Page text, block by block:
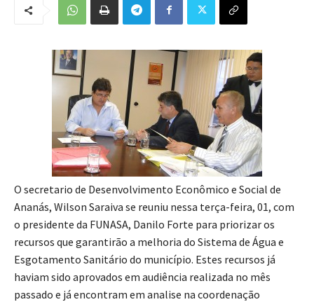
O secretario de Desenvolvimento Econômico e Social de
Ananás, Wilson Saraiva se reuniu nessa terça-feira, 01, com
o presidente da FUNASA, Danilo Forte para priorizar os
recursos que garantirão a melhoria do Sistema de Água e
Esgotamento Sanitário do município. Estes recursos já
haviam sido aprovados em audiência realizada no mês
passado e já encontram em analise na coordenação